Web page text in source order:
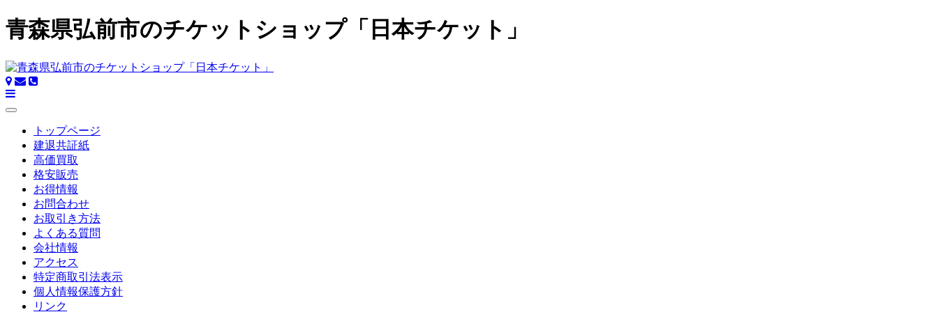
青森県弘前市のチケットショップ「日本チケット」
トップページ
建退共証紙
高価買取
格安販売
お得情報
お問合わせ
お取引き方法
よくある質問
会社情報
アクセス
特定商取引法表示
個人情報保護方針
リンク